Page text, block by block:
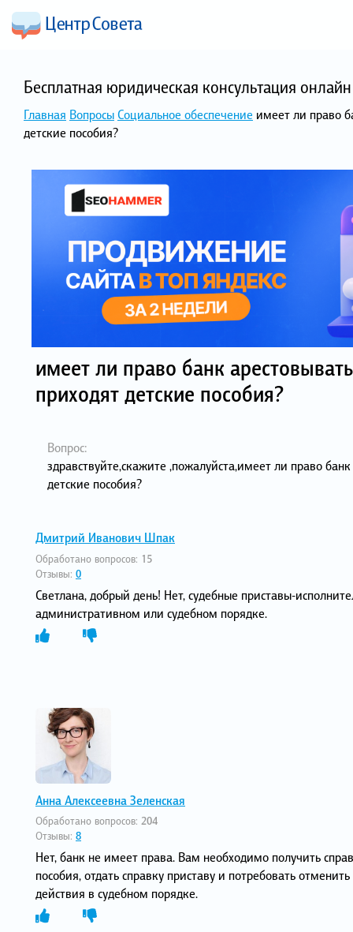
Бесплатная юридическая консультация
Главная ВопросыСоциальное обеспечение имеет ли право
детские пособия?
имеет ли право банк
приходят детские пособия?
Вопрос:
здравствуйте,скажите ,пожалуйста,имеет ли право
детские пособия?
Дмитрий Иванович Шпак
Обработано вопросов: 15
Отзывы: 0
Светлана, добрый день! Нет, судебные приставы-
административном или судебном порядке.
Анна Алексеевна Зеленская
Обработано вопросов: 204
Отзывы: 8
Нет, банк не имеет права. Вам необходимо получить
пособия, отдать справку приставу и потребовать
действия в судебном порядке.